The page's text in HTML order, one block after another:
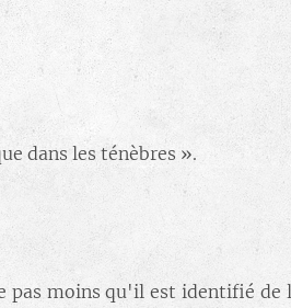
dans les ténèbres ».
pas moins qu'il est identifié de